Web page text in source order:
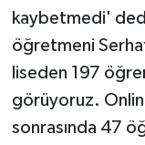
kaybetmedi'
öğretmeni
liseden 197
görüyoruz.
sonrasında 47